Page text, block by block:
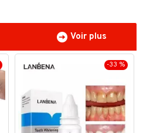
Voir plus
-33 %